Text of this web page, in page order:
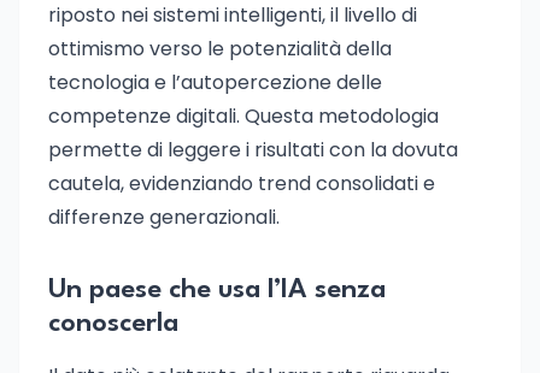
riposto nei sistemi intelligenti, il livello di
ottimismo verso le potenzialità della
tecnologia e l’autopercezione delle
competenze digitali. Questa metodologia
permette di leggere i risultati con la dovuta
cautela, evidenziando trend consolidati e
differenze generazionali.
Un paese che usa l’IA senza
conoscerla